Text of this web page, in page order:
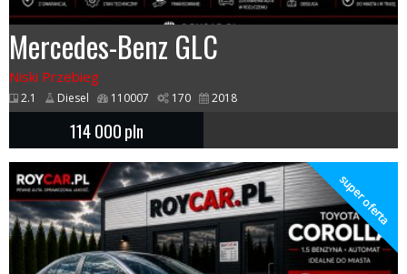
Mercedes-Benz GLC
Niski Przebieg
2.1 Diesel 110007 170 2018
114 000pln
super oferta